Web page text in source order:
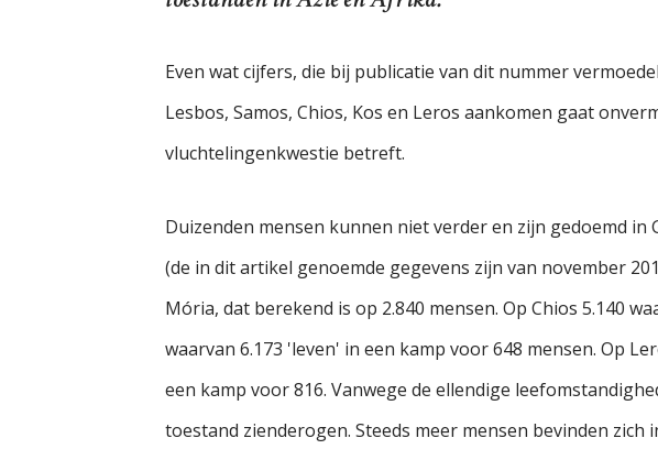
Even wat cijfers, die bij publicatie van dit nummer
Lesbos, Samos, Chios, Kos en Leros aankomen gaat
vluchtelingenkwestie betreft.
Duizenden mensen kunnen niet verder en zijn gedoemd
(de in dit artikel genoemde gegevens zijn van november
Mória, dat berekend is op 2.840 mensen. Op Chios 5.140
waarvan 6.173 'leven' in een kamp voor 648 mensen. Op
een kamp voor 816. Vanwege de ellendige
toestand zienderogen. Steeds meer mensen bevinden